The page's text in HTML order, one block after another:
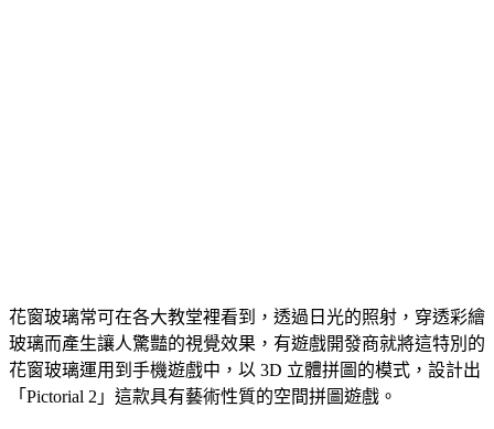
花窗玻璃常可在各大教堂裡看到，透過日光的照射，穿透彩繪
玻璃而產生讓人驚豔的視覺效果，有遊戲開發商就將這特別的
花窗玻璃運用到手機遊戲中，以 3D 立體拼圖的模式，設計出
「Pictorial 2」這款具有藝術性質的空間拼圖遊戲。